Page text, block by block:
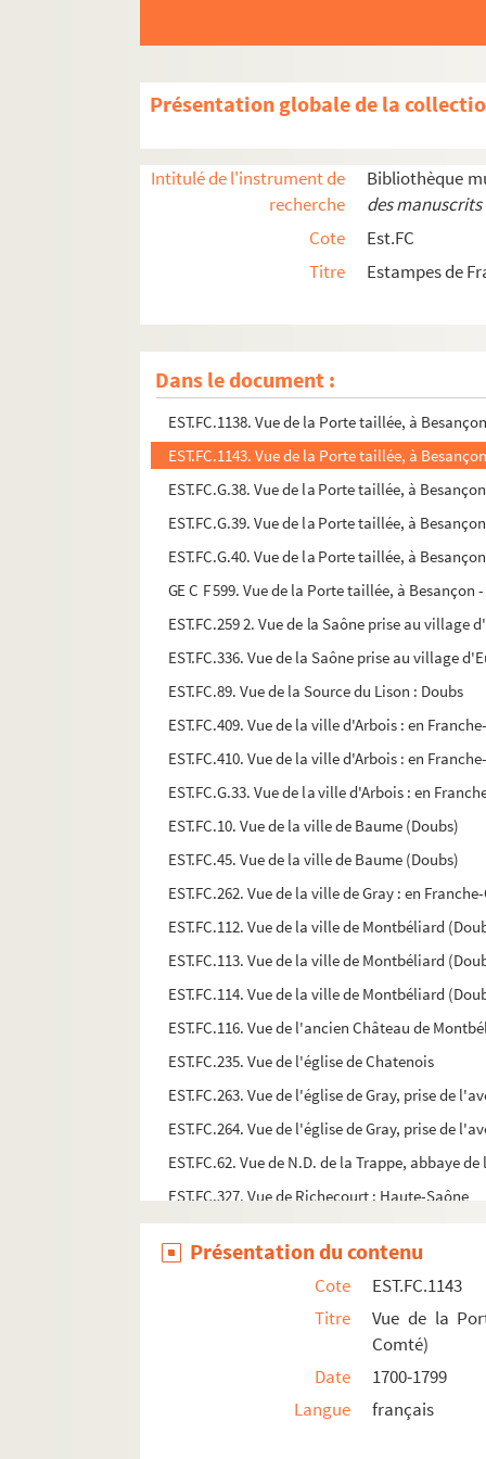
Présentation globale de la
Intitulé de l'instrument de
recherche
Bibliothèque
des
Cote
Est.FC
Titre
Estampes de
Dans le document :
EST.FC.379. Vue de la Faucille et de la Vallée
EST.FC.232. Vue de la partie septentrionale
EST.FC.259 1. Vue de la place de l'Hôtel de
EST.FC.269. Vue de la place de l'Hôtel de Ville
EST.FC.1139. Vue de la Porte percée à
EST.FC.1142. Vue de la Porte percée à
EST.FC.1135. Vue de la Porte taillée, à
EST.FC.1136 (1). Vue de la Porte taillée, à
EST.FC.1137 (1). Vue de la Porte taillée, à
EST.FC.1138. Vue de la Porte taillée, à
EST.FC.1143. Vue de la Porte taillée, à
EST.FC.G.38. Vue de la Porte taillée, à
EST.FC.G.39. Vue de la Porte taillée, à
EST.FC.G.40. Vue de la Porte taillée, à
GE C F 599. Vue de la Porte taillée, à
EST.FC.259 2. Vue de la Saône prise au village
EST.FC.336. Vue de la Saône prise au village
EST.FC.89. Vue de la Source du Lison : Doubs
EST.FC.409. Vue de la ville d'Arbois : en
EST.FC.410. Vue de la ville d'Arbois : en
EST.FC.G.33. Vue de la ville d'Arbois : en
EST.FC.10. Vue de la ville de Baume (Doubs)
EST.FC.45. Vue de la ville de Baume (Doubs)
EST.FC.262. Vue de la ville de Gray : en
EST.FC.112. Vue de la ville de Montbéliard
EST.FC.113. Vue de la ville de Montbéliard
EST.FC.114. Vue de la ville de Montbéliard
EST.FC.116. Vue de l'ancien Château de
EST.FC.235. Vue de l'église de Chatenois
EST.FC.263. Vue de l'église de Gray, prise de
EST.FC.264. Vue de l'église de Gray, prise de
EST.FC.62. Vue de N.D. de la Trappe, abbaye
EST.FC.327. Vue de Richecourt : Haute-Saône
EST.FC.372. Vue des cascades de l'Esme près
EST.FC.M.145. Vue des casernes (Prise de la
EST.FC.156. Vue des grottes d'Osselles, à
EST.FC.157. Vue des grottes d'Osselles, à
EST.FC.159. Vue des grottes d'Osselles, à
Présentation du contenu
Cote
EST.FC.1143
Titre
Vue de la
Comté)
Date
1700-1799
Langue
français